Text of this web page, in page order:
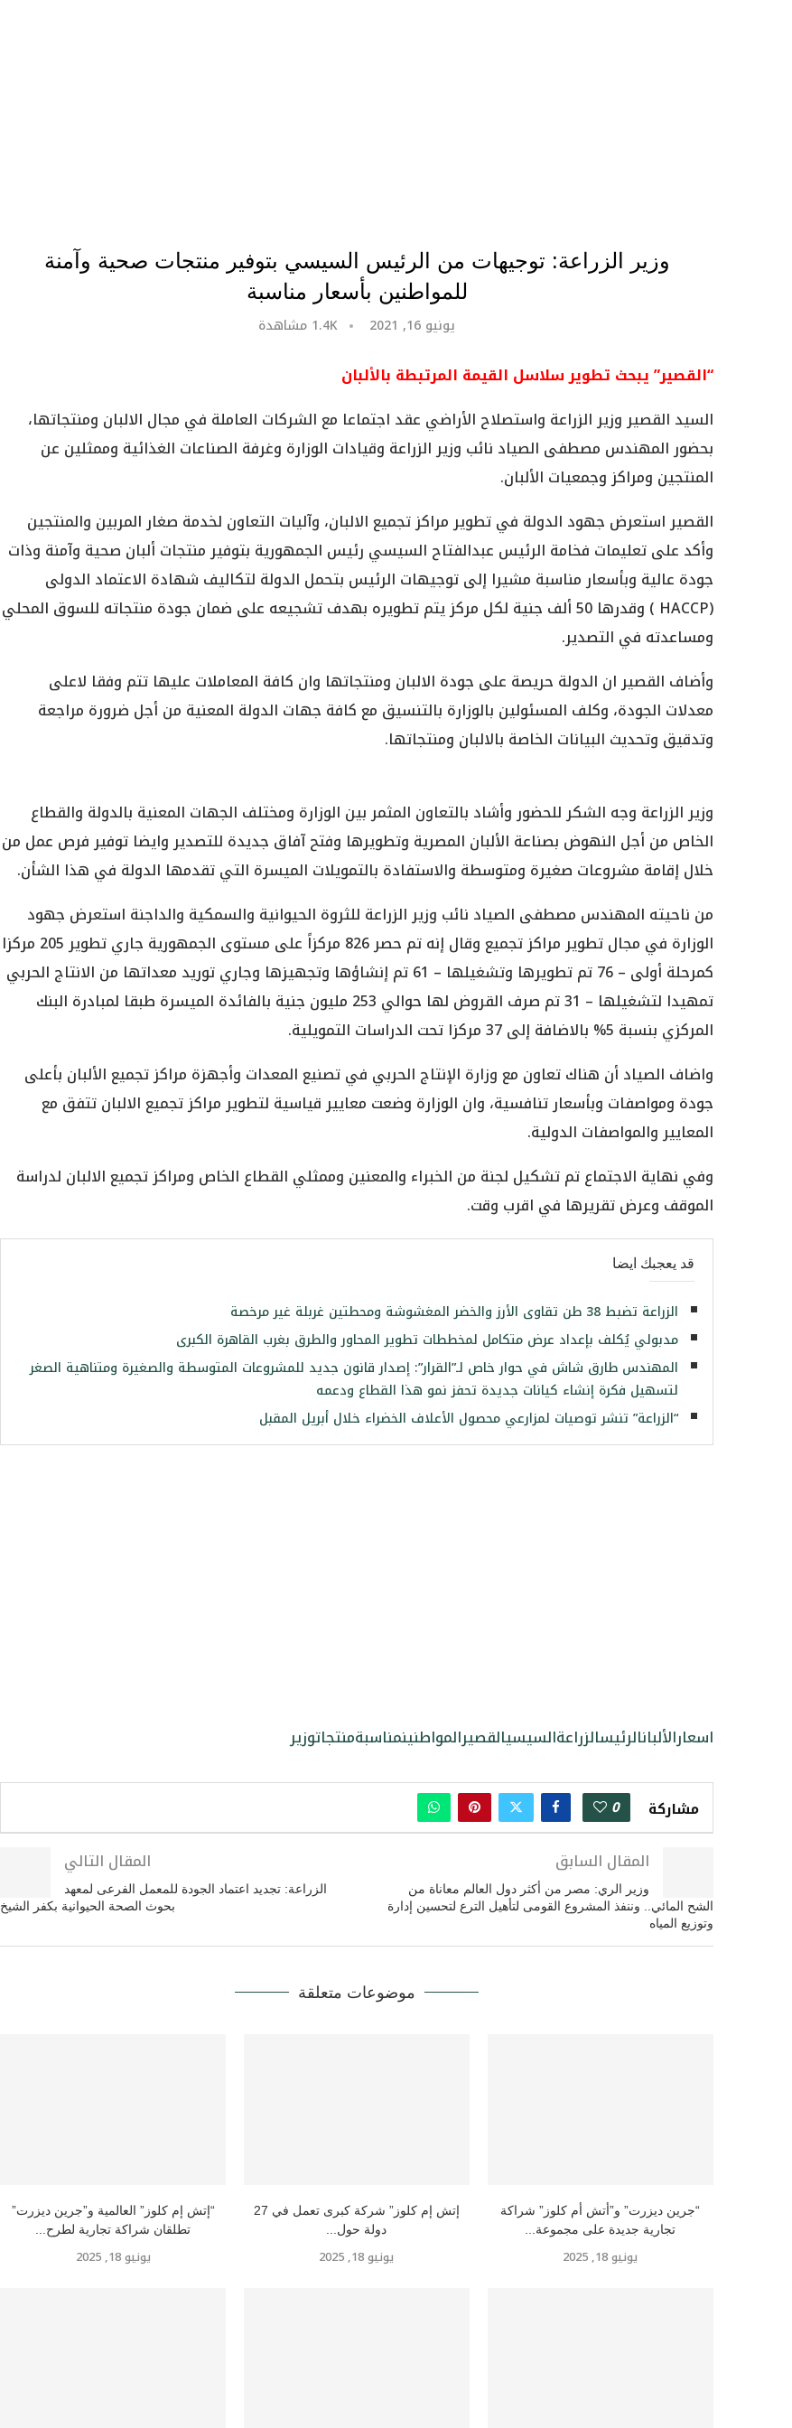
وزير الزراعة: توجيهات من الرئيس السيسي بتوفير منتجات صحية وآمنة
للمواطنين بأسعار مناسبة
يونيو 16, 2021
1.4K مشاهدة
“القصير” يبحث تطوير سلاسل القيمة المرتبطة بالألبان
السيد القصير وزير الزراعة واستصلاح الأراضي عقد اجتماعا مع الشركات العاملة في مجال الالبان ومنتجاتها،
بحضور المهندس مصطفى الصياد نائب وزير الزراعة وقيادات الوزارة وغرفة الصناعات الغذائية وممثلين عن
المنتجين ومراكز وجمعيات الألبان.
القصير استعرض جهود الدولة في تطوير مراكز تجميع الالبان، وآليات التعاون لخدمة صغار المربين والمنتجين
وأكد على تعليمات فخامة الرئيس عبدالفتاح السيسي رئيس الجمهورية بتوفير منتجات ألبان صحية وآمنة وذات
جودة عالية وبأسعار مناسبة مشيرا إلى توجيهات الرئيس بتحمل الدولة لتكاليف شهادة الاعتماد الدولى
(HACCP ) وقدرها 50 ألف جنية لكل مركز يتم تطويره بهدف تشجيعه على ضمان جودة منتجاته للسوق المحلي
ومساعدته في التصدير.
وأضاف القصير ان الدولة حريصة على جودة الالبان ومنتجاتها وان كافة المعاملات عليها تتم وفقا لاعلى
معدلات الجودة، وكلف المسئولين بالوزارة بالتنسيق مع كافة جهات الدولة المعنية من أجل ضرورة مراجعة
وتدقيق وتحديث البيانات الخاصة بالالبان ومنتجاتها.
وزير الزراعة وجه الشكر للحضور وأشاد بالتعاون المثمر بين الوزارة ومختلف الجهات المعنية بالدولة والقطاع
الخاص من أجل النهوض بصناعة الألبان المصرية وتطويرها وفتح آفاق جديدة للتصدير وايضا توفير فرص عمل من
خلال إقامة مشروعات صغيرة ومتوسطة والاستفادة بالتمويلات الميسرة التي تقدمها الدولة في هذا الشأن.
من ناحيته المهندس مصطفى الصياد نائب وزير الزراعة للثروة الحيوانية والسمكية والداجنة استعرض جهود
الوزارة في مجال تطوير مراكز تجميع وقال إنه تم حصر 826 مركزاً على مستوى الجمهورية جاري تطوير 205 مركزا
كمرحلة أولى – 76 تم تطويرها وتشغيلها – 61 تم إنشاؤها وتجهيزها وجاري توريد معداتها من الانتاج الحربي
تمهيدا لتشغيلها – 31 تم صرف القروض لها حوالي 253 مليون جنية بالفائدة الميسرة طبقا لمبادرة البنك
المركزي بنسبة 5% ‏بالاضافة إلى 37 مركزا تحت الدراسات التمويلية.
‏واضاف الصياد أن هناك تعاون مع وزارة الإنتاج الحربي في تصنيع المعدات وأجهزة مراكز تجميع الألبان بأعلى
جودة ومواصفات وبأسعار تنافسية، وان الوزارة وضعت معايير قياسية لتطوير مراكز تجميع الالبان تتفق مع
المعايير والمواصفات الدولية.
وفي نهاية الاجتماع تم تشكيل لجنة من الخبراء والمعنين وممثلي القطاع الخاص ومراكز تجميع الالبان لدراسة
الموقف وعرض تقريرها في اقرب وقت.
قد يعجبك ايضا
الزراعة تضبط 38 طن تقاوى الأرز والخضر المغشوشة ومحطتين غربلة غير مرخصة
مدبولي يُكلف بإعداد عرض متكامل لمخططات تطوير المحاور والطرق بغرب القاهرة الكبرى
المهندس طارق شاش في حوار خاص لـ”القرار”: إصدار قانون جديد للمشروعات المتوسطة والصغيرة ومتناهية الصغر
لتسهيل فكرة إنشاء كيانات جديدة تحفز نمو هذا القطاع ودعمه
“الزراعة” تنشر توصيات لمزارعي محصول الأعلاف الخضراء خلال أبريل المقبل
اسعارالألبانالرئيسالزراعةالسيسيالقصيرالمواطنينمناسبةمنتجاتوزير
مشاركة 0
المقال السابق
وزير الري: مصر من أكثر دول العالم معاناة من
الشح المائي.. وننفذ المشروع القومى لتأهيل الترع لتحسين إدارة
وتوزيع المياه
المقال التالي
الزراعة: تجديد اعتماد الجودة للمعمل الفرعى لمعهد
بحوث الصحة الحيوانية بكفر الشيخ
موضوعات متعلقة
“إتش إم كلوز” العالمية و”جرين ديزرت”
تطلقان شراكة تجارية لطرح...
يونيو 18, 2025
إتش إم كلوز” شركة كبرى تعمل في 27
دولة حول...
يونيو 18, 2025
“جرين ديزرت” و”أتش أم كلوز” شراكة
تجارية جديدة على مجموعة...
يونيو 18, 2025